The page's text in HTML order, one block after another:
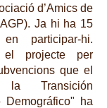
d’Amics de
Ja hi ha 15
en participar-hi.
el projecte per
que el
la Transición
ha